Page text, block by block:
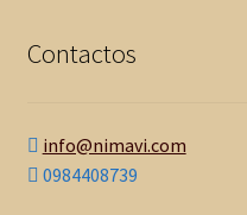
Contactos
info@nimavi.com
0984408739